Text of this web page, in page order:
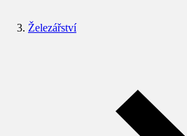
Železářství